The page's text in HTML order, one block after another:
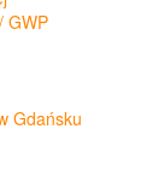
GWP
Gdańsku